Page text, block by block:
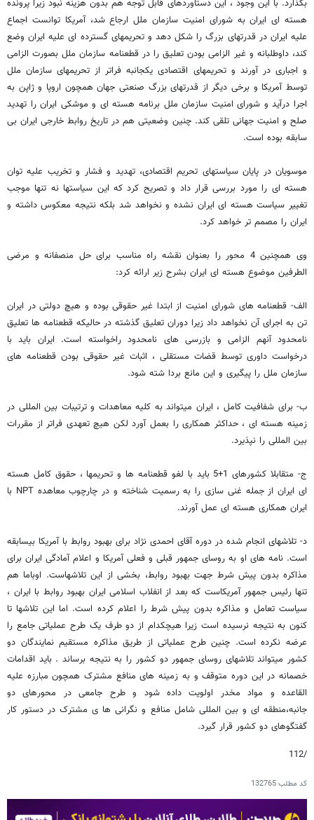
بگذارد. با این وجود ، این دستاوردهای قابل توجه هم بدون هزینه نبود زیرا پرونده
هسته ای ایران به شورای امنیت سازمان ملل ارجاع شد، آمریکا توانست اجماع
علیه ایران در قدرتهای بزرگ را شکل دهد و تحریمهای گسترده ای علیه ایران وضع
کند، داوطلبانه و غیر الزامی بودن تعلیق را در قطعنامه سازمان ملل بصورت الزامی
و اجباری در آورند و تحریمهای اقتصادی یکجانبه فراتر از تحریمهای سازمان ملل
توسط آمریکا و برخی دیگر از قدرتهای بزرگ صنعتی جهان همچون اروپا و ژاپن به
اجرا درآید و شورای امنیت سازمان ملل برنامه هسته ای و موشکی ایران را تهدید
صلح و امنیت جهانی تلقی کند. چنین وضعیتی هم در تاریخ روابط خارجی ایران بی
سابقه بوده است.
موسویان در پایان سیاستهای تحریم اقتصادی، تهدید و فشار و تخریب علیه توان
هسته ای را مورد بررسی قرار داد و تصریح کرد که این سیاستها نه تنها موجب
تغییر سیاست هسته ای ایران نشده و نخواهد شد بلکه نتیجه معکوس داشته و
ایران را مصمم تر خواهد کرد.
وی همچنین 4 محور را بعنوان نقشه راه مناسب برای حل منصفانه و مرضی
الطرفین موضوع هسته ای ایران بشرح زیر ارائه کرد:
الف- قطعنامه های شورای امنیت از ابتدا غیر حقوقی بوده و هیچ دولتی در ایران
تن به اجرای آن نخواهد داد زیرا دوران تعلیق گذشته در حالیکه قطعنامه ها تعلیق
نامحدود آنهم الزامی و بازرسی های نامحدود راخواسته است. ایران باید با
درخواست داوری توسط قضات مستقلی ، اثبات غیر حقوقی بودن قطعنامه های
سازمان ملل را پیگیری و این مانع بردا شته شود.
ب- برای شفافیت کامل ، ایران میتواند به کلیه معاهدات و ترتیبات بین المللی در
زمینه هسته ای ، حداکثر همکاری را بعمل آورد لکن هیچ تعهدی فراتر از مقررات
بین المللی را نپذیرد.
ج- متقابلا کشورهای 1+5 باید با لغو قطعنامه ها و تحریمها ، حقوق کامل هسته
ای ایران از جمله غنی سازی را به رسمیت شناخته و در چارچوب معاهده NPT با
ایران همکاری هسته ای عمل آورند.
د- تلاشهای انجام شده در دوره آقای احمدی نژاد برای بهبود روابط با آمریکا بیسابقه
است. نامه های او به روسای جمهور قبلی و فعلی آمریکا و اعلام آمادگی ایران برای
مذاکره بدون پیش شرط جهت بهبود روابط، بخشی از این تلاشهاست. اوباما هم
تنها رئیس جمهور آمریکاست که بعد از انفلاب اسلامی ایران بهبود روابط با ایران ،
سیاست تعامل و مذاکره بدون پیش شرط را اعلام کرده است. اما این تلاشها تا
کنون به نتیجه نرسیده است زیرا هیچکدام از دو طرف یک طرح عملیاتی جامع را
عرضه نکرده است. چنین طرح عملیاتی از طریق مذاکره مستقیم نمایندگان دو
کشور میتواند تلاشهای روسای جمهور دو کشور را به نتیجه برساند . باید اقدامات
خصمانه در این دوره متوقف و به زمینه های منافع مشترک همچون مبارزه علیه
القاعده و مواد مخدر اولویت داده شود و طرح جامعی در محورهای دو
جانبه،منطقه ای و بین المللی شامل منافع و نگرانی ها ی مشترک در دستور کار
گفتگوهای دو کشور قرار گیرد.
/112
کد مطلب132765